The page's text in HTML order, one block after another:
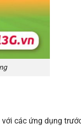
các ứng dụng